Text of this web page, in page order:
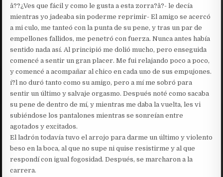
â??¿Ves que fácil y como le gusta a esta zorra?â?- le decía
mientras yo jadeaba sin poderme reprimir- El amigo se acercó
a mi culo, me tanteó con la punta de su pene, y tras un par de
empellones fallidos, me penetró con fuerza. Nunca antes había
sentido nada así. Al principió me dolió mucho, pero enseguida
comencé a sentir un gran placer. Me fui relajando poco a poco,
y comencé a acompañar al chico en cada uno de sus empujones.
í?l no duró tanto como su amigo, pero a mí me sobró para
sentir un último y salvaje orgasmo. Después noté como sacaba
su pene de dentro de mí, y mientras me daba la vuelta, les vi
subiéndose los pantalones mientras se sonreían entre
agotados y excitados.
El ladrón todavía tuvo el arrojo para darme un último y violento
beso en la boca, al que no supe ni quise resistirme y al que
respondí con igual fogosidad. Después, se marcharon a la
carrera.